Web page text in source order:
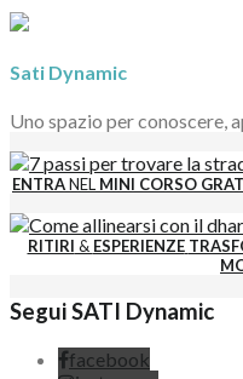
Sati Dynamic
Uno spazio per conoscere,
ENTRANEL MINI CORSO
RITIRI & ESPERIENZE
Segui SATI Dynamic
facebook